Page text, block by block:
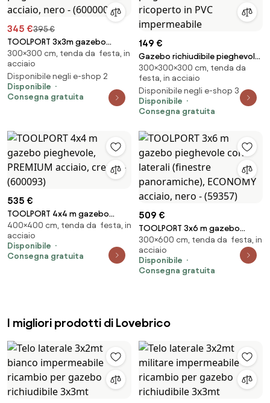
345 €395 €
TOOLPORT 3x3m gazebo
pieghevole, PREMIUM acciaio,
nero - (600000)
300×300 cm, tenda da festa, in
acciaio
Disponibile negli e-shop 2
Disponibile
Consegna gratuita
149 €
Gazebo richiudibile pieghevole
3 X 3 Verde ricoperto in PVC
impermeabile
300×300×300 cm, tenda da
festa, in acciaio
Disponibile negli e-shop 3
Disponibile
Consegna gratuita
535 €
TOOLPORT 4x4 m gazebo
pieghevole, PREMIUM acciaio,
crema - (600093)
400×400 cm, tenda da festa, in
acciaio
Disponibile
Consegna gratuita
509 €
TOOLPORT 3x6 m gazebo
pieghevole con laterali
(finestre panoramiche),
ECONOMY acciaio, nero -
(59357)
300×600 cm, tenda da festa, in
acciaio
Disponibile
Consegna gratuita
I migliori prodotti di Lovebrico